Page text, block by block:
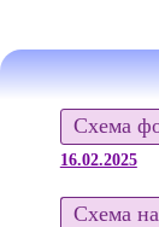
Схема
16.02.2025
Схема